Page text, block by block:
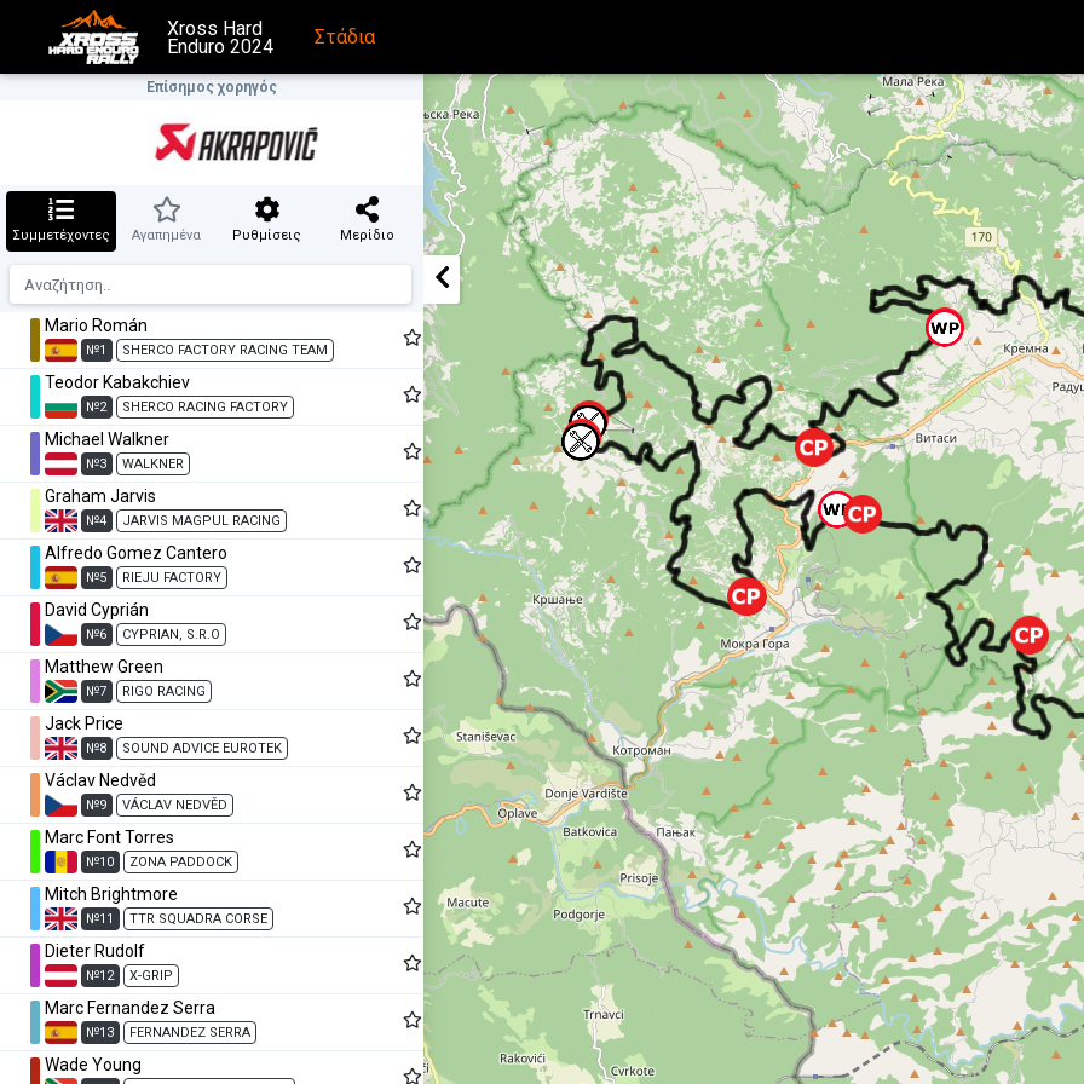
Xross Hard
Enduro 2024 Στάδια
Επίσημος χορηγός
Συμμετέχοντες Αγαπημένα Ρυθμίσεις Μερίδιο
Mario Román
№1 SHERCO FACTORY RACING TEAM
Teodor Kabakchiev
№2 SHERCO RACING FACTORY
Michael Walkner
№3 WALKNER
Graham Jarvis
№4 JARVIS MAGPUL RACING
Alfredo Gomez Cantero
№5 RIEJU FACTORY
David Cyprián
№6 CYPRIAN, S.R.O
Matthew Green
№7 RIGO RACING
Jack Price
№8 SOUND ADVICE EUROTEK
Václav Nedvěd
№9 VÁCLAV NEDVĚD
Marc Font Torres
№10 ZONA PADDOCK
Mitch Brightmore
№11 TTR SQUADRA CORSE
Dieter Rudolf
№12 X-GRIP
Marc Fernandez Serra
№13 FERNANDEZ SERRA
Wade Young